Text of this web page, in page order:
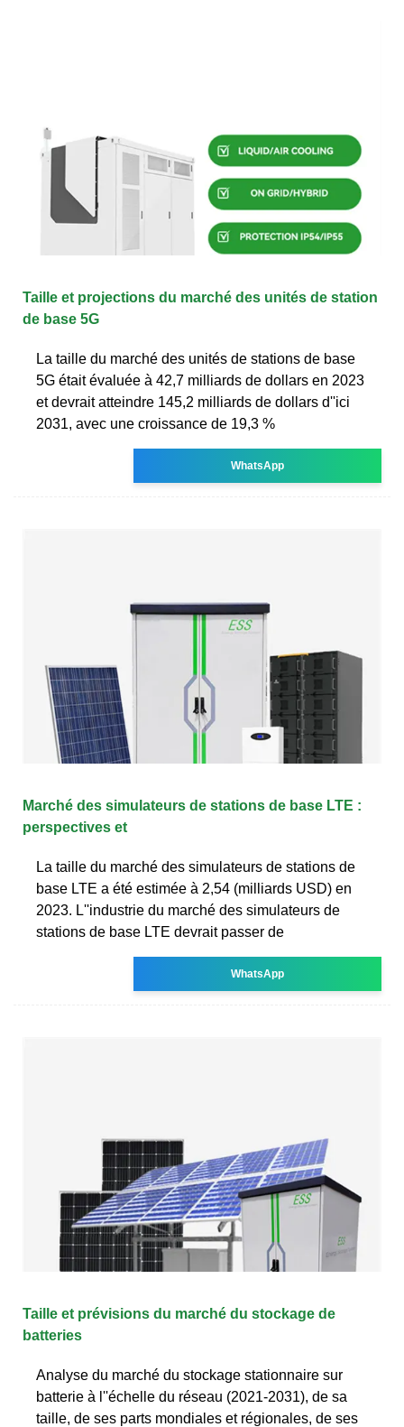
Taille et projections du marché des unités de station
de base 5G
La taille du marché des unités de stations de base
5G était évaluée à 42,7 milliards de dollars en 2023
et devrait atteindre 145,2 milliards de dollars d''ici
2031, avec une croissance de 19,3 %
WhatsApp
Marché des simulateurs de stations de base LTE :
perspectives et
La taille du marché des simulateurs de stations de
base LTE a été estimée à 2,54 (milliards USD) en
2023. L''industrie du marché des simulateurs de
stations de base LTE devrait passer de
WhatsApp
Taille et prévisions du marché du stockage de
batteries
Analyse du marché du stockage stationnaire sur
batterie à l''échelle du réseau (2021-2031), de sa
taille, de ses parts mondiales et régionales, de ses